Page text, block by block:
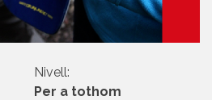
Nivell:
Per a tothom